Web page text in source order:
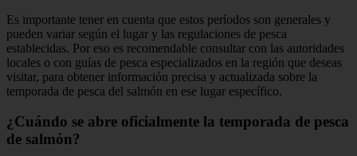
Es importante tener en cuenta que estos períodos son generales y
pueden variar según el lugar y las regulaciones de pesca
establecidas. Por eso es recomendable consultar con las autoridades
locales o con guías de pesca especializados en la región que deseas
visitar, para obtener información precisa y actualizada sobre la
temporada de pesca del salmón en ese lugar específico.
¿Cuándo se abre oficialmente la temporada de pesca
de salmón?